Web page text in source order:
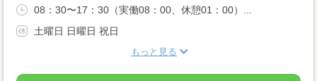
08：30〜17：30（実働08：00、休憩01：00）...
土曜日 日曜日 祝日
もっと見る